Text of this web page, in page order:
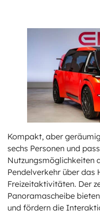
Kompakt, aber
sechs Personen und
Nutzungsmöglichkeiten
Pendelverkehr über das
Freizeitaktivitäten. Der
Panoramascheibe
und fördern die